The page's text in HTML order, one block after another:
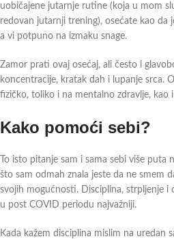
uobičajene jutarnje rutine (koja u mom
redovan jutarnji trening), osećate kao da
a vi potpuno na izmaku snage.
Zamor prati ovaj osećaj, ali često i
koncentracije, kratak dah i lupanje srca.
fizičko, toliko i na mentalno zdravlje, kao
Kako pomoći sebi?
To isto pitanje sam i sama sebi više
što sam odmah znala jeste da ne smem
svojih mogućnosti. Disciplina, strpljenje i
u post COVID periodu najvažniji.
Kada kažem disciplina mislim na uredan